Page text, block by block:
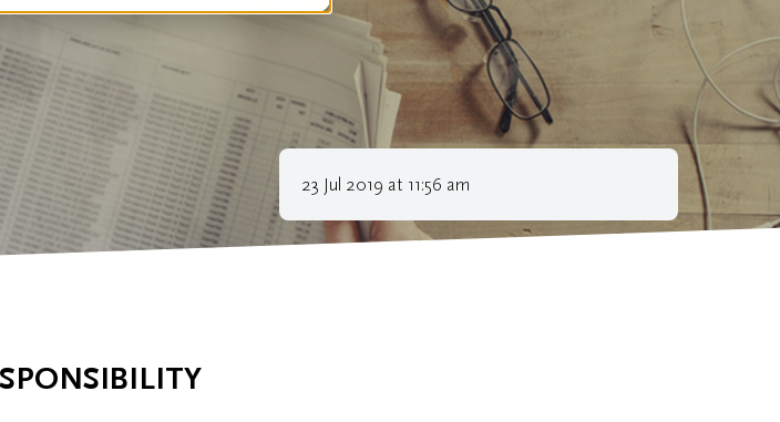
23 Jul 2019 at 11:56 am